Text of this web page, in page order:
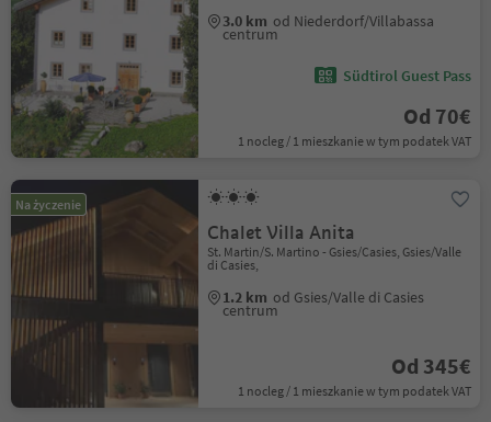
3.0 km od Niederdorf/Villabassa
centrum
Südtirol Guest Pass
Od 70€
1 nocleg / 1 mieszkanie w tym podatek VAT
Na życzenie
Chalet Villa Anita
St. Martin/S. Martino - Gsies/Casies, Gsies/Valle
di Casies,
1.2 km od Gsies/Valle di Casies
centrum
Od 345€
1 nocleg / 1 mieszkanie w tym podatek VAT